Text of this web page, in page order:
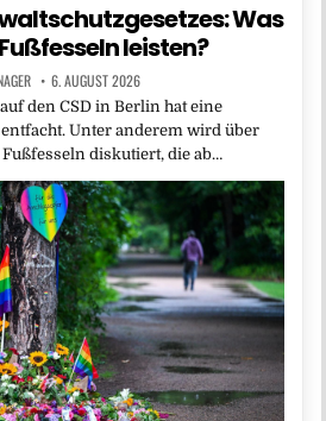
Was
leisten?
6. AUGUST 2026
den CSD in Berlin hat eine
Unter anderem wird über
diskutiert, die ab…